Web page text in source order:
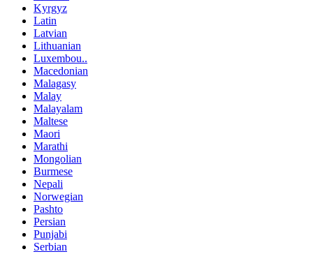
Kyrgyz
Latin
Latvian
Lithuanian
Luxembou..
Macedonian
Malagasy
Malay
Malayalam
Maltese
Maori
Marathi
Mongolian
Burmese
Nepali
Norwegian
Pashto
Persian
Punjabi
Serbian